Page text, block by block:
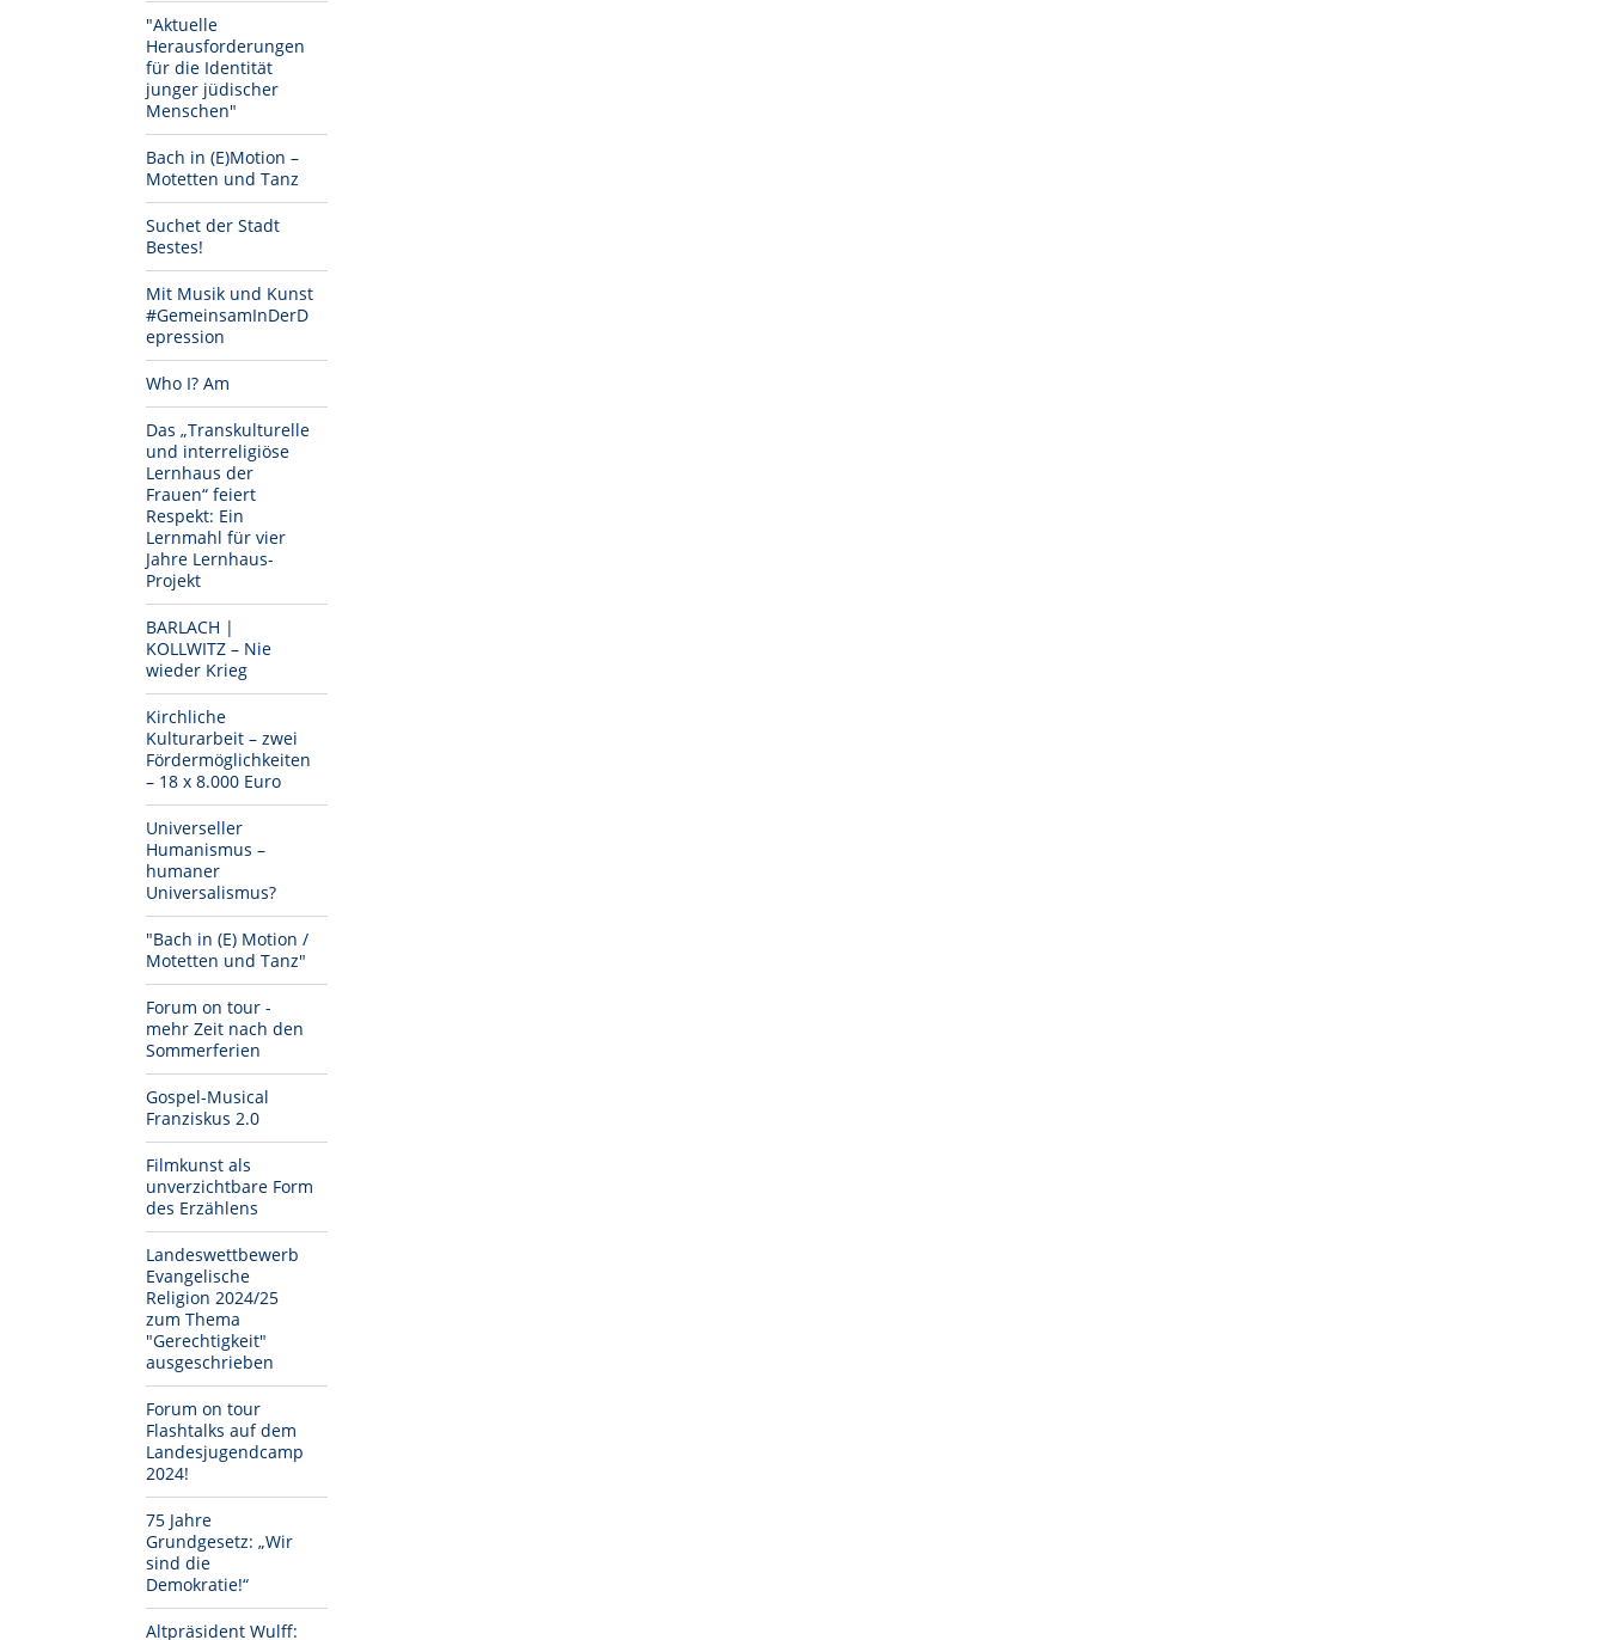
"Aktuelle
Herausforderungen
für die Identität
junger jüdischer
Menschen"
Bach in (E)Motion –
Motetten und Tanz
Suchet der Stadt
Bestes!
Mit Musik und Kunst
#GemeinsamInDerD
epression
Who I? Am
Das „Transkulturelle
und interreligiöse
Lernhaus der
Frauen“ feiert
Respekt: Ein
Lernmahl für vier
Jahre Lernhaus-
Projekt
BARLACH |
KOLLWITZ – Nie
wieder Krieg
Kirchliche
Kulturarbeit – zwei
Fördermöglichkeiten
– 18 x 8.000 Euro
Universeller
Humanismus –
humaner
Universalismus?
"Bach in (E) Motion /
Motetten und Tanz"
Forum on tour -
mehr Zeit nach den
Sommerferien
Gospel-Musical
Franziskus 2.0
Filmkunst als
unverzichtbare Form
des Erzählens
Landeswettbewerb
Evangelische
Religion 2024/25
zum Thema
"Gerechtigkeit"
ausgeschrieben
Forum on tour
Flashtalks auf dem
Landesjugendcamp
2024!
75 Jahre
Grundgesetz: „Wir
sind die
Demokratie!“
Altpräsident Wulff: